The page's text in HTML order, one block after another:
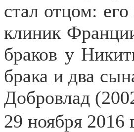
стал отцом:
клиник
браков у
брака и два
Добровлад
29 ноября 2016